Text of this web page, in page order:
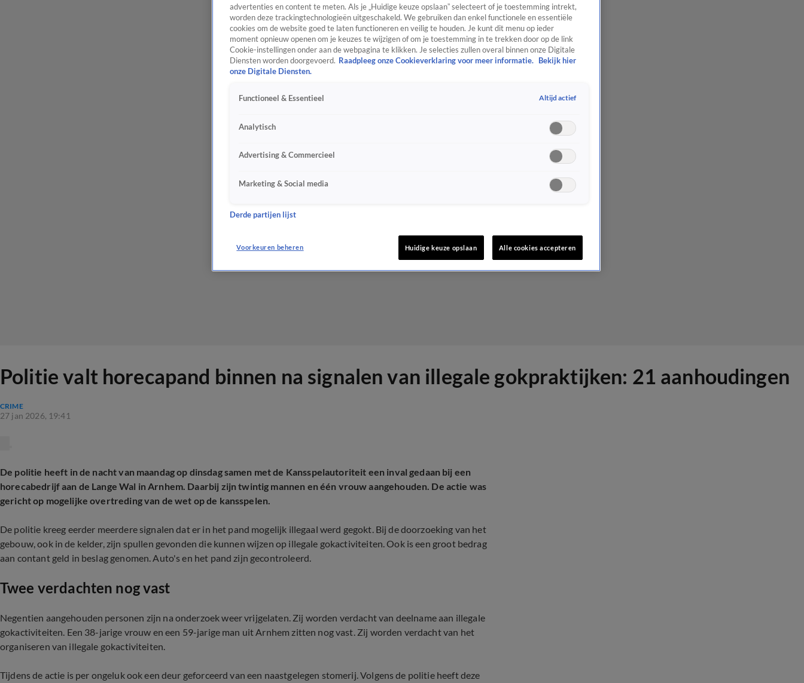
Politie valt horecapand binnen na signalen van illegale gokpraktijken: 21 aanhoudingen
CRIME
27 jan 2026, 19:41
De politie heeft in de nacht van maandag op dinsdag samen met de Kansspelautoriteit een inval gedaan bij een
horecabedrijf aan de Lange Wal in Arnhem. Daarbij zijn twintig mannen en één vrouw aangehouden. De actie was
gericht op mogelijke overtreding van de wet op de kansspelen.
De politie kreeg eerder meerdere signalen dat er in het pand mogelijk illegaal werd gegokt. Bij de doorzoeking van het
gebouw, ook in de kelder, zijn spullen gevonden die kunnen wijzen op illegale gokactiviteiten. Ook is een groot bedrag
aan contant geld in beslag genomen. Auto's en het pand zijn gecontroleerd.
Twee verdachten nog vast
Negentien aangehouden personen zijn na onderzoek weer vrijgelaten. Zij worden verdacht van deelname aan illegale
gokactiviteiten. Een 38-jarige vrouw en een 59-jarige man uit Arnhem zitten nog vast. Zij worden verdacht van het
organiseren van illegale gokactiviteiten.
Tijdens de actie is per ongeluk ook een deur geforceerd van een naastgelegen stomerij. Volgens de politie heeft deze
advertenties en content te meten. Als je „Huidige keuze opslaan” selecteert of je toestemming intrekt,
worden deze trackingtechnologieën uitgeschakeld. We gebruiken dan enkel functionele en essentiële
cookies om de website goed te laten functioneren en veilig te houden. Je kunt dit menu op ieder
moment opnieuw openen om je keuzes te wijzigen of om je toestemming in te trekken door op de link
Cookie-instellingen onder aan de webpagina te klikken. Je selecties zullen overal binnen onze Digitale
Diensten worden doorgevoerd. Raadpleeg onze Cookieverklaring voor meer informatie.
Bekijk hier
onze Digitale Diensten.
Functioneel & Essentieel Altijd actief
Analytisch
Advertising & Commercieel
Marketing & Social media
Derde partijen lijst
Voorkeuren beheren Huidige keuze opslaan Alle cookies accepteren